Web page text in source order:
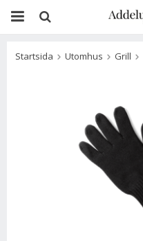
Startsida Utomhus Grill